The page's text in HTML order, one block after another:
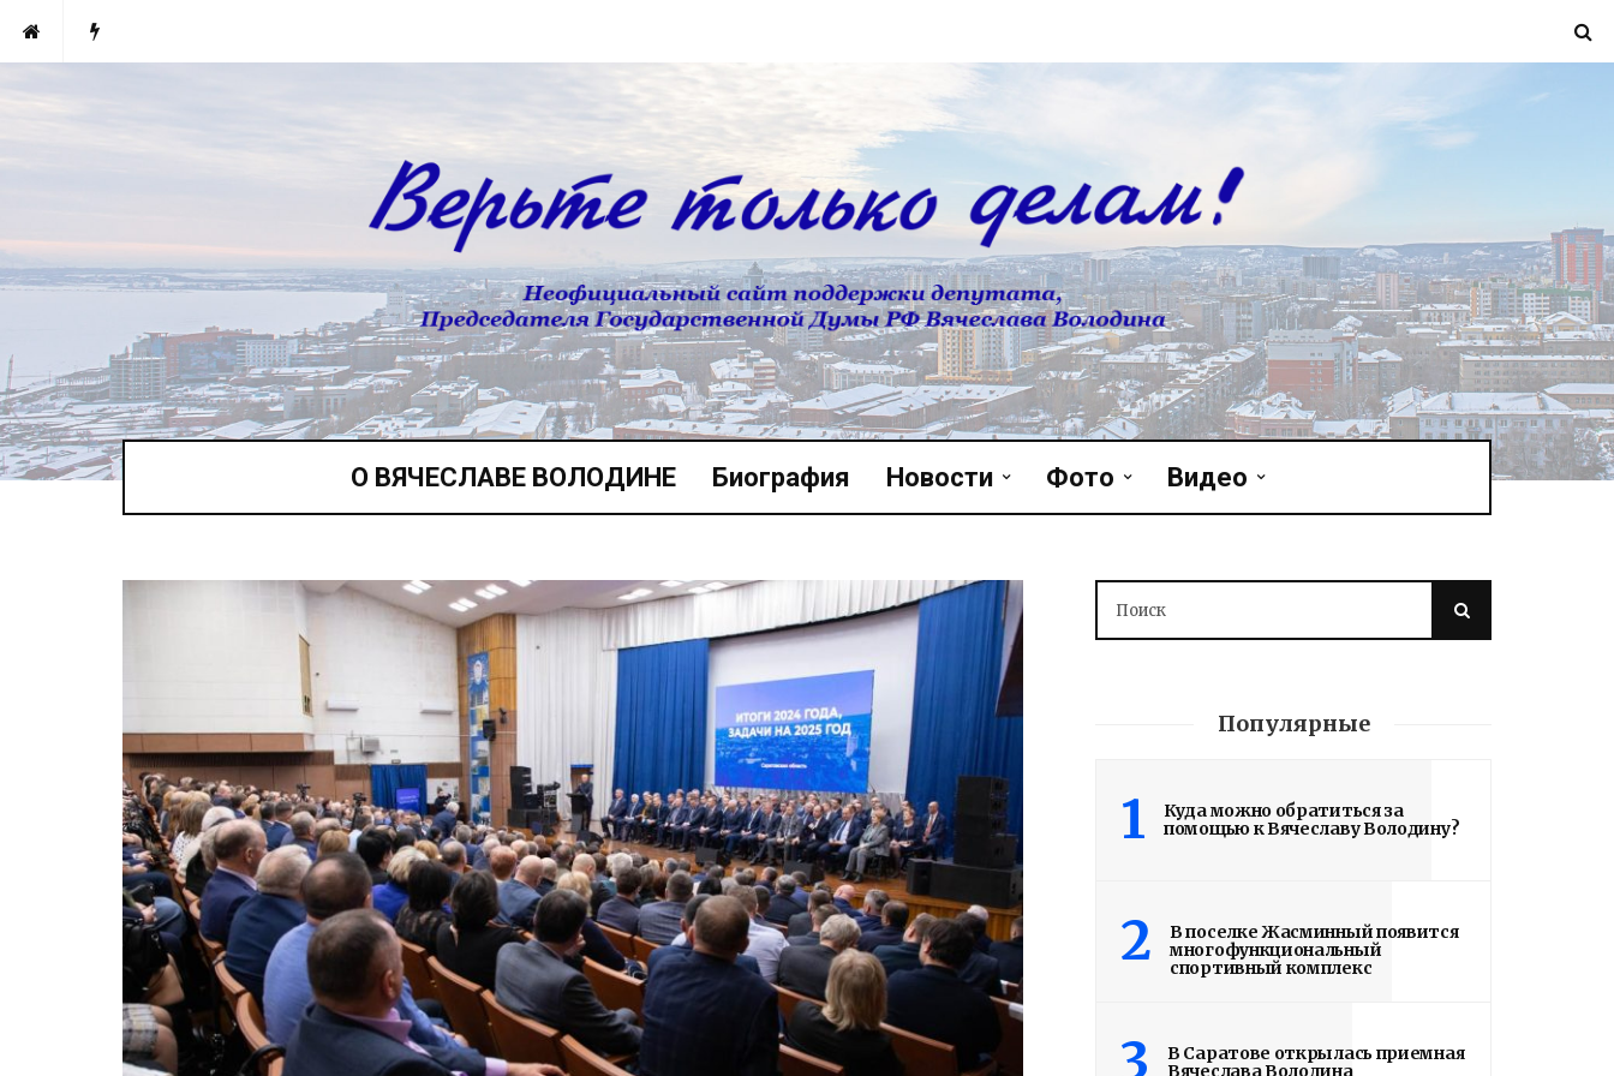
О ВЯЧЕСЛАВЕ ВОЛОДИНЕ Биография Новости Фото Видео
Популярные
1
Куда можно обратиться за
помощью к Вячеславу Володину?
2
В поселке Жасминный появится
многофункциональный
спортивный комплекс
3
В Саратове открылась приемная
Вячеслава Володина
Володин: 31 августа
ЗАВЕРШЕНЫ
4 дня назад
артиллерийское командное училище в